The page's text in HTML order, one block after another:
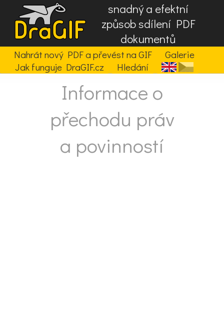
snadný a efektní
způsob sdílení PDF
dokumentů
Nahrát nový PDF a převést na GIF
Galerie
Jak funguje DraGIF.cz
Hledání
Informace o
přechodu práv
a povinností